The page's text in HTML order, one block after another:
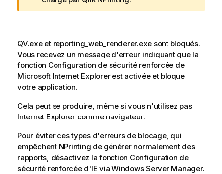
t
v
e
r
t
i
s
e
m
e
n
t
QV.exe et reporting_web_renderer.exe sont bloqués.
Vous recevez un message d'erreur indiquant que la
fonction Configuration de sécurité renforcée de
Microsoft Internet Explorer est activée et bloque
votre application.
Cela peut se produire, même si vous n'utilisez pas
Internet Explorer comme navigateur.
Pour éviter ces types d'erreurs de blocage, qui
empêchent NPrinting de générer normalement des
rapports, désactivez la fonction Configuration de
sécurité renforcée d'IE via Windows Server Manager.